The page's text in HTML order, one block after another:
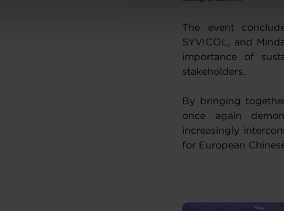
Charte d’usage des cookies
The event
SYVICOL, and
importance of
stakeholders.
By bringing
once again
increasingly
for European